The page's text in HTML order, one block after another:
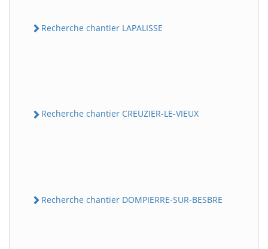
Recherche chantier LAPALISSE
Recherche chantier CREUZIER-LE-VIEUX
Recherche chantier DOMPIERRE-SUR-BESBRE